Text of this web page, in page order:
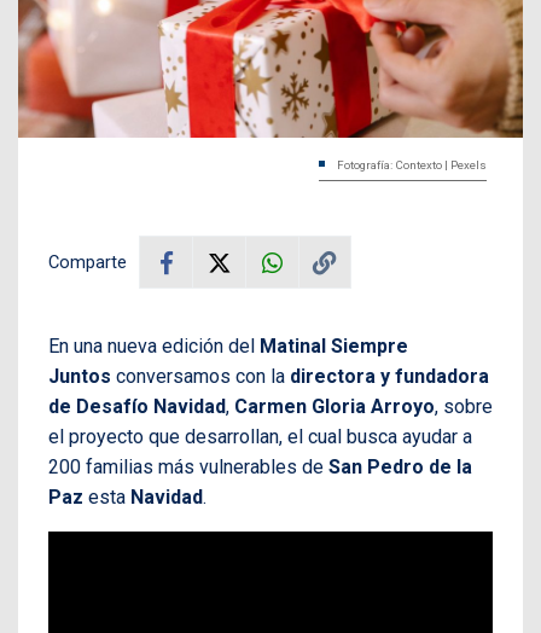
Fotografía: Contexto | Pexels
Comparte
En una nueva edición del Matinal Siempre
Juntos conversamos con la directora y fundadora
de Desafío Navidad, Carmen Gloria Arroyo, sobre
el proyecto que desarrollan, el cual busca ayudar a
200 familias más vulnerables de San Pedro de la
Paz esta Navidad.